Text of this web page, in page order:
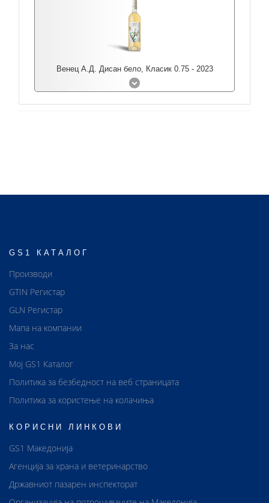
Венец А.Д. Дисан бело, Класик 0.75 - 2023
GS1 КАТАЛОГ
Производи
GTIN Регистар
GLN Регистар
Мапа на компании
За нас
Мој GS1 Каталог
Политика за безбедност на веб страницата
Политика за користење на колачиња
КОРИСНИ ЛИНКОВИ
GS1 Македонија
Агенција за храна и ветеринарство
Државниот пазарен инспекторат